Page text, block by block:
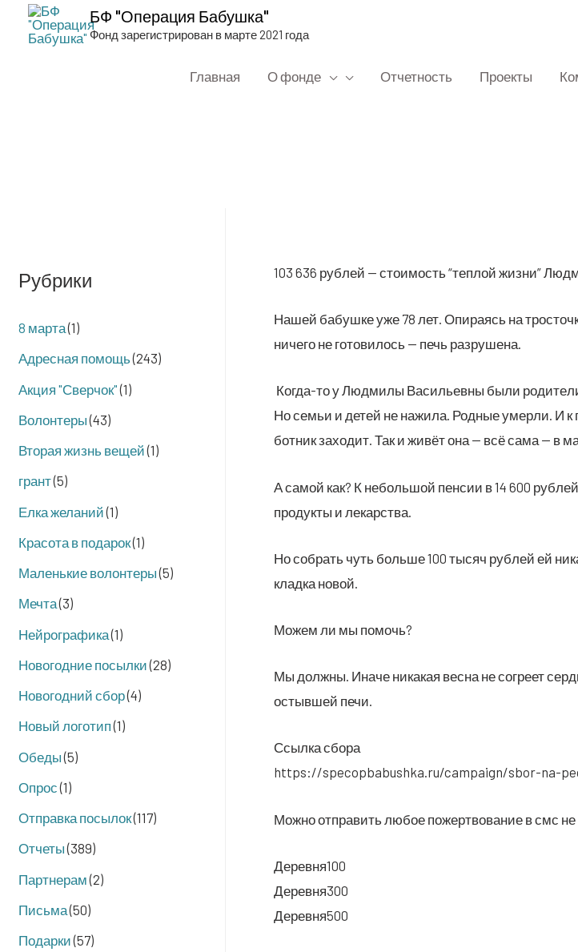
БФ "Операция Бабушка"
Фонд зарегистрирован в марте 2021 года
Главная О фонде Отчетность Проекты
Рубрики
8 марта(1)
Адресная помощь(243)
Акция "Сверчок"(1)
Волонтеры(43)
Вторая жизнь вещей(1)
грант(5)
Елка желаний(1)
Красота в подарок(1)
Маленькие волонтеры(5)
Мечта(3)
Нейрографика(1)
Новогодние посылки(28)
Новогодний сбор(4)
Новый логотип(1)
Обеды(5)
Опрос(1)
Отправка посылок(117)
Отчеты(389)
Партнерам(2)
Письма(50)
Подарки(57)
103 636 руб­лей — сто­и­мость “теп­лой жиз­ни”
Нашей бабуш­ке уже 78 лет. Опи­ра­ясь на
ниче­го не гото­ви­лось — печь разрушена.
Когда-то у Люд­ми­лы Васи­льев­ны были
Но семьи и детей не нажи­ла. Род­ные умер­ли. И к
бот­ник захо­дит. Так и живёт она — всё сама — в
А самой как? К неболь­шой пен­сии в 14 600
про­дук­ты и лекарства.
Но собрать чуть боль­ше 100 тысяч руб­лей ей
клад­ка новой.
Можем ли мы помочь?
Мы долж­ны. Ина­че ника­кая вес­на не согре­ет
остыв­шей печи.
Ссыл­ка сбора
https://specopbabushka.ru/campaign/sbor-na-
Мож­но отпра­вить любое пожерт­во­ва­ние в смс
Деревня100
Деревня300
Деревня500